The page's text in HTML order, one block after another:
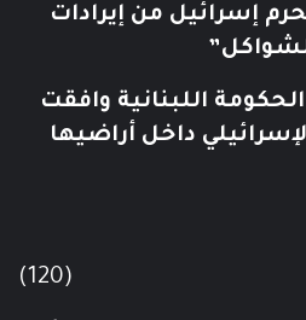
إسرائيل من إيرادات
اللبنانية وافقت
داخل أراضيها
(120)